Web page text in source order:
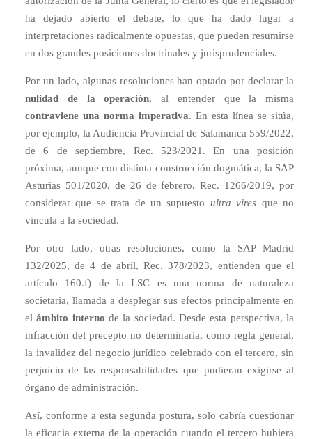
ha dejado abierto el debate, lo que ha dado lugar a
interpretaciones radicalmente opuestas, que pueden resumirse
en dos grandes posiciones doctrinales y jurisprudenciales.
Por un lado, algunas resoluciones han optado por declarar la
nulidad de la operación, al entender que la misma
contraviene una norma imperativa. En esta línea se sitúa,
por ejemplo, la Audiencia Provincial de Salamanca 559/2022,
de 6 de septiembre, Rec. 523/2021. En una posición
próxima, aunque con distinta construcción dogmática, la SAP
Asturias 501/2020, de 26 de febrero, Rec. 1266/2019, por
considerar que se trata de un supuesto ultra vires que no
vincula a la sociedad.
Por otro lado, otras resoluciones, como la SAP Madrid
132/2025, de 4 de abril, Rec. 378/2023, entienden que el
artículo 160.f) de la LSC es una norma de naturaleza
societaria, llamada a desplegar sus efectos principalmente en
elámbito interno de la sociedad. Desde esta perspectiva, la
infracción del precepto no determinaría, como regla general,
la invalidez del negocio jurídico celebrado con el tercero, sin
perjuicio de las responsabilidades que pudieran exigirse al
órgano de administración.
Así, conforme a esta segunda postura, solo cabría cuestionar
la eficacia externa de la operación cuando el tercero hubiera